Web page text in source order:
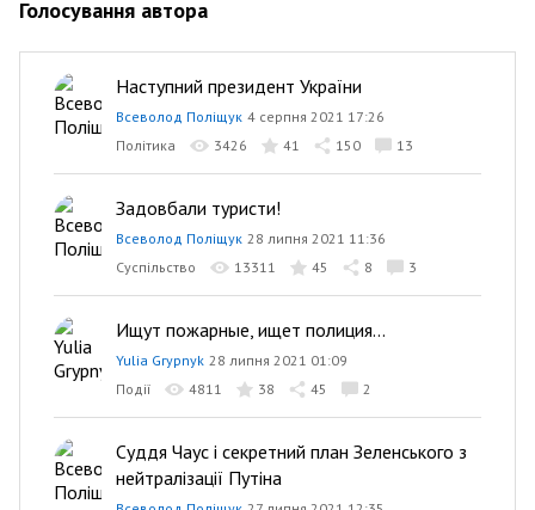
Голосування автора
Наступний президент України
Всеволод Поліщук 4 серпня 2021 17:26
Політика
3426 41 150 13
Задовбали туристи!
Всеволод Поліщук 28 липня 2021 11:36
Суспільство
13311 45 8 3
Ищут пожарные, ищет полиция...
Yulia Grypnyk 28 липня 2021 01:09
Події
4811 38 45 2
Суддя Чаус і секретний план Зеленського з
нейтралізації Путіна